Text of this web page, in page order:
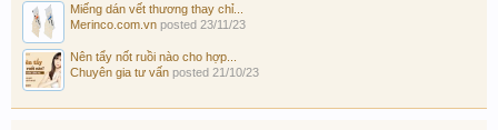
Miếng dán vết thương thay chỉ...
Merinco.com.vn posted 23/11/23
Nên tẩy nốt ruồi nào cho hợp...
Chuyên gia tư vấn posted 21/10/23